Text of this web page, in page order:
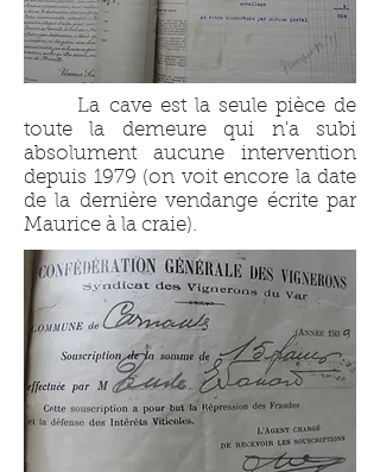
La cave est la seule pièce de
toute la demeure qui n'a subi
absolument aucune intervention
depuis 1979 (on voit encore la date
de la dernière vendange écrite par
Maurice à la craie).